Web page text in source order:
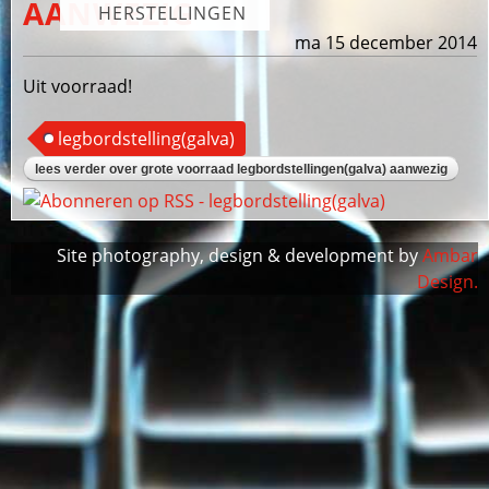
HERSTELLINGEN
AANWEZIG
ma 15 december 2014
Uit voorraad!
legbordstelling(galva)
lees verder over grote voorraad legbordstellingen(galva) aanwezig
Site photography, design & development byAmbar
Design.